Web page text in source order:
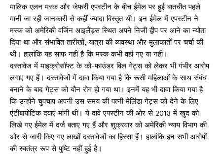
मालिक एलन मस्क और जेफरी एपस्टीन के बीच ईमेल पर हुई बातचीत पहले
मानी जा रही जानकारी से कहीं ज्यादा विस्तृत थी। इन ईमेल में एपस्टीन ने
मस्क को अमेरिकी वर्जिन आइलैंड्स स्थित अपने निजी द्वीप पर आने का न्योता
दिया था और संभावित तारीखों, यात्रा की व्यवस्था और मुलाकातों पर चर्चा की
थी। हालांकि यह साफ नहीं है कि मस्क कभी वहां गए या नहीं।
दस्तावेज में माइक्रोसॉफ्ट के को-फाउंडर बिल गेट्स को लेकर भी गंभीर आरोप
लगाए गए हैं। दस्तावेजों में दावा किया गया है कि रूसी महिलाओं के साथ संबंध
बनाने के बाद गेट्स को यौन रोग हो गया था। इनमें यह भी दावा किया गया है
कि उन्होंने चुपचाप अपनी उस समय की पत्नी मेलिंडा गेट्स को देने के लिए
एंटीबायोटिक दवाएं मांगी थीं। ये दावे एपस्टीन की ओर से 2013 में खुद को
लिखे गए ईमेल में दर्ज बताए गए हैं और शुक्रवार को अमेरिकी न्याय विभाग की
ओर से जारी किए गए लाखों दस्तावेजों का हिस्सा हैं। हालांकि इन सभी आरोपों
की स्वतंत्र रूप से पुष्टि नहीं हुई है।